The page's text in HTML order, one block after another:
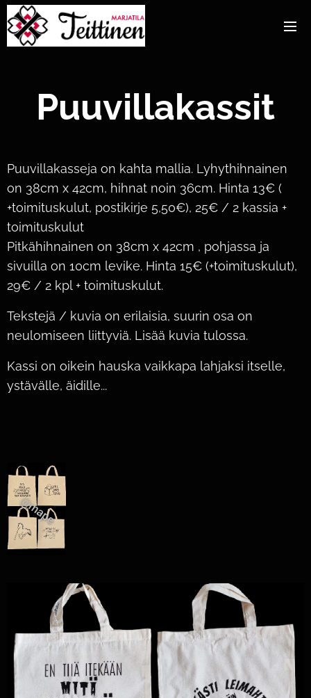
Puuvillakassit
Puuvillakasseja on kahta mallia. Lyhythihnainen
on 38cm x 42cm, hihnat noin 36cm. Hinta 13€ (
+toimituskulut, postikirje 5,50€), 25€ / 2 kassia +
toimituskulut
Pitkähihnainen on 38cm x 42cm , pohjassa ja
sivuilla on 10cm levike. Hinta 15€ (+toimituskulut),
29€ / 2 kpl + toimituskulut.
Tekstejä / kuvia on erilaisia, suurin osa on
neulomiseen liittyviä. Lisää kuvia tulossa.
Kassi on oikein hauska vaikkapa lahjaksi itselle,
ystävälle, äidille...